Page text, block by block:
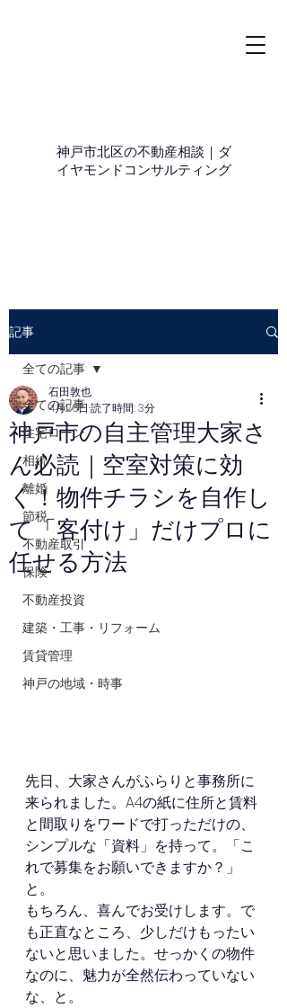
神戸市北区の不動産相談｜ダ
イヤモンドコンサルティング
記事
全ての記事
住宅ローン
相続
離婚
節税
不動産取引
保険
不動産投資
建築・工事・リフォーム
賃貸管理
神戸の地域・時事
全ての記事
神戸市の自主管理大家さ
ん必読｜空室対策に効
く！物件チラシを自作し
て「客付け」だけプロに
任せる方法
石田敦也
4月26日 読了時間: 3分
先日、大家さんがふらりと事務所に
来られました。A4の紙に住所と賃料
と間取りをワードで打っただけの、
シンプルな「資料」を持って。「こ
れで募集をお願いできますか？」
と。
もちろん、喜んでお受けします。で
も正直なところ、少しだけもったい
ないと思いました。せっかくの物件
なのに、魅力が全然伝わっていない
な、と。